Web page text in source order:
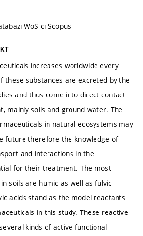
WoS či Scopus
increases worldwide every
these substances are excreted by the
and thus come into direct contact
mainly soils and ground water. The
in natural ecosystems may
future therefore the knowledge of
and interactions in the
for their treatment. The most
soils are humic as well as fulvic
acids stand as the model reactants
in this study. These reactive
kinds of active functional